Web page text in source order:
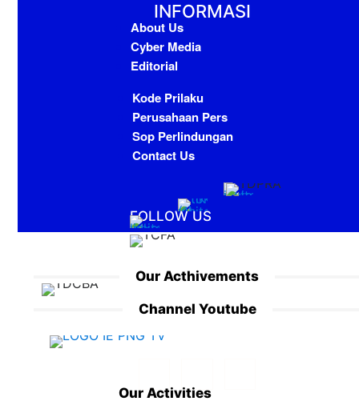
INFORMASI
About Us
Cyber Media
Editorial
Kode Prilaku
Perusahaan Pers
Sop Perlindungan
Contact Us
FOLLOW US
Our Acthivements
Channel Youtube
Our Activities